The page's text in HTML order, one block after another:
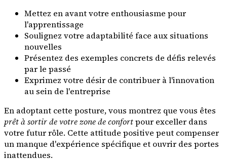
Mettez en avant votre enthousiasme pour
l'apprentissage
Soulignez votre adaptabilité face aux situations
nouvelles
Présentez des exemples concrets de défis relevés
par le passé
Exprimez votre désir de contribuer à l'innovation
au sein de l'entreprise
En adoptant cette posture, vous montrez que vous êtes
prêt à sortir de votre zone de confortpour exceller dans
votre futur rôle. Cette attitude positive peut compenser
un manque d'expérience spécifique et ouvrir des portes
inattendues.